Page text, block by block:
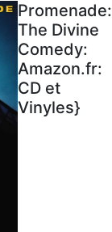
Promenade:
The Divine
Comedy:
Amazon.fr:
CD et
Vinyles}